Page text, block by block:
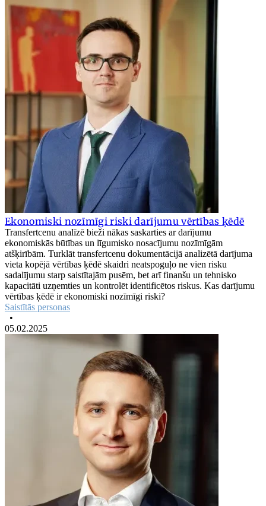
Ekonomiski nozīmīgi riski darījumu vērtības ķēdē
Transfertcenu analīzē bieži nākas saskarties ar darījumu
ekonomiskās būtības un līgumisko nosacījumu nozīmīgām
atšķirībām. Turklāt transfertcenu dokumentācijā analizētā darījuma
vieta kopējā vērtības ķēdē skaidri neatspoguļo ne vien risku
sadalījumu starp saistītajām pusēm, bet arī finanšu un tehnisko
kapacitāti uzņemties un kontrolēt identificētos riskus. Kas darījumu
vērtības ķēdē ir ekonomiski nozīmīgi riski?
Saistītās personas
•
05.02.2025